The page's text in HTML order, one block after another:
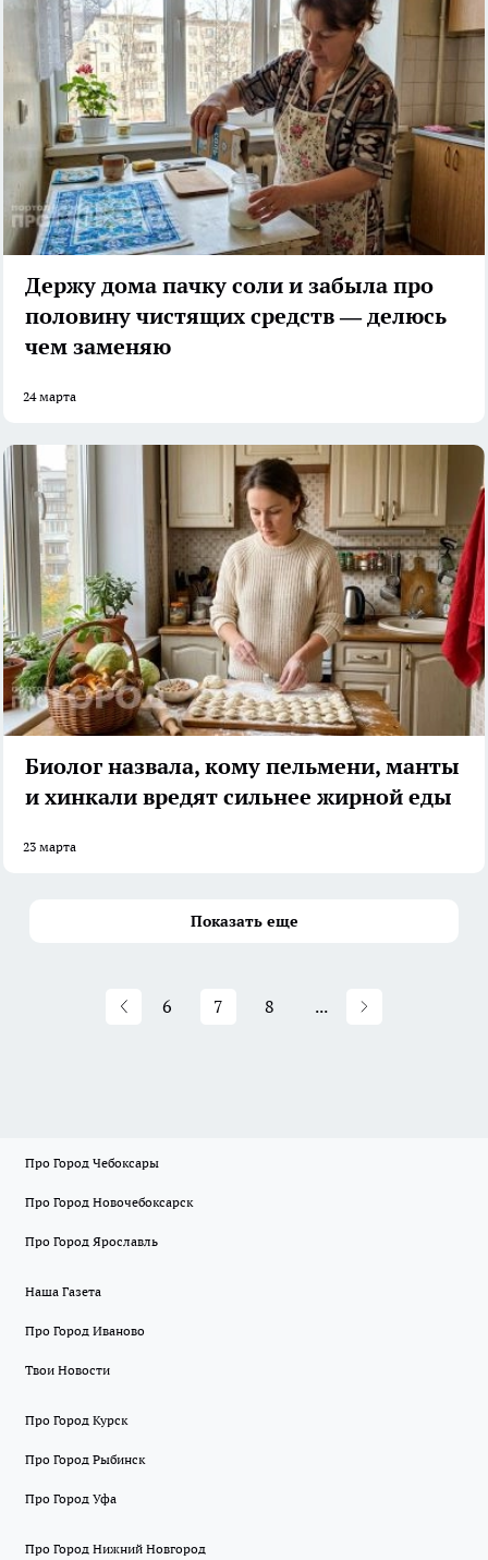
Держу дома пачку соли и забыла про
половину чистящих средств — делюсь
чем заменяю
24 марта
Биолог назвала, кому пельмени, манты
и хинкали вредят сильнее жирной еды
23 марта
Показать еще
6 7 8 ...
Про Город Чебоксары
Про Город Новочебоксарск
Про Город Ярославль
Наша Газета
Про Город Иваново
Твои Новости
Про Город Курск
Про Город Рыбинск
Про Город Уфа
Про Город Нижний Новгород